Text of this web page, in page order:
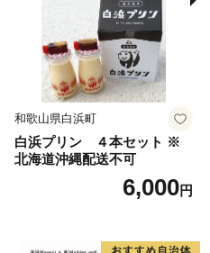
和歌山県白浜町
白浜プリン ４本セット ※
北海道沖縄配送不可
6,000円